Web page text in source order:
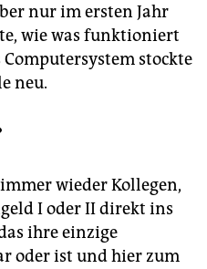
nur im ersten Jahr
wie was funktioniert
Computersystem stockte
neu.
wieder Kollegen,
I oder II direkt ins
ihre einzige
oder ist und hier zum